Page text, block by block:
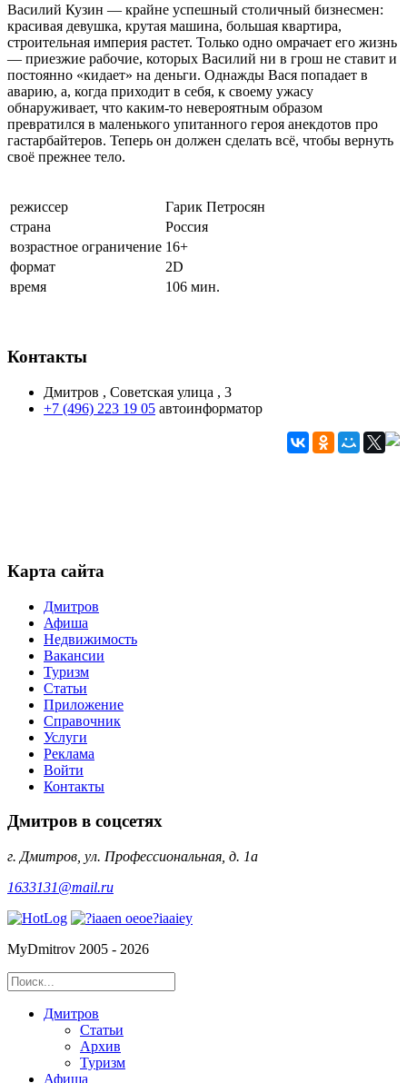
Василий Кузин — крайне успешный столичный бизнесмен:
красивая девушка, крутая машина, большая квартира,
строительная империя растет. Только одно омрачает его жизнь
— приезжие рабочие, которых Василий ни в грош не ставит и
постоянно «кидает» на деньги. Однажды Вася попадает в
аварию, а, когда приходит в себя, к своему ужасу
обнаруживает, что каким-то невероятным образом
превратился в маленького упитанного героя анекдотов про
гастарбайтеров. Теперь он должен сделать всё, чтобы вернуть
своё прежнее тело.
режиссер
Гарик Петросян
страна
Россия
возрастное ограничение 16+
формат
2D
время
106 мин.
Контакты
Дмитров , Советская улица , 3
+7 (496) 223 19 05 автоинформатор
Карта сайта
Дмитров
Афиша
Недвижимость
Вакансии
Туризм
Статьи
Приложение
Справочник
Услуги
Реклама
Войти
Контакты
Дмитров в соцсетях
г. Дмитров, ул. Профессиональная, д. 1а
1633131@mail.ru
MyDmitrov 2005 - 2026
Дмитров
Статьи
Архив
Туризм
Афиша